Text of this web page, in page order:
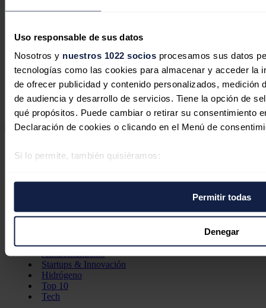
Uso responsable de sus datos
Nosotros y nuestros 1022 sociosprocesamos sus datos
tecnologías como las cookies para almacenar y acceder la
de ofrecer publicidad y contenido personalizados, medición
de audiencia y desarrollo de servicios. Tiene la opción de
qué propósitos. Puede cambiar o retirar su consentimiento
Declaración de cookies o clicando en el Menú de
Si lo permite, también quisiéramos:
Identificar su dispositivo analizándolo activamente
(huellas digitales)
Obtenga más información sobre cómo se procesan sus
preferencias en lasección de datos. Puede cambiar o
momento en la Declaración de cookies.
Las cookies de este sitio web se usan para personalizar el
funciones de redes sociales y analizar el tráfico. Además,
Permitir todas
Denegar
Síguenos en redes sociales
Opinión
Petróleo & Gas
Movilidad
Almacenamiento
Startups & Innovación
Hidrógeno
Top 10
Tech